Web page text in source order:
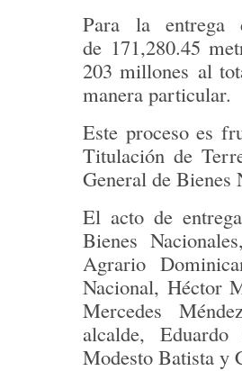
Para la entrega
de 171,280.45
203 millones al
manera particular.
Este proceso es
Titulación de
General de Bienes
El acto de
Bienes
Agrario
Nacional,Héctor
Mercedes
alcalde,
Modesto Batista y